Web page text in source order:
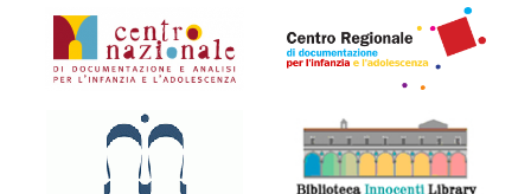
Organismi collegati